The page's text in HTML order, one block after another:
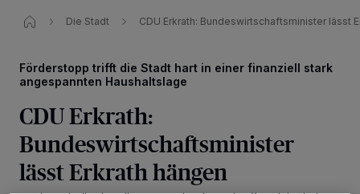
Die Stadt CDU Erkrath: Bundeswirtschaftsminister lässt
Förderstopp trifft die Stadt hart in einer finanziell stark
angespannten Haushaltslage
CDU Erkrath:
Bundeswirtschaftsminister
lässt Erkrath hängen
personenbezogene Daten wie Browserdaten oder eindeutige
Kennungen auf Ihrem Gerät zu. Durch Auswahl von OK aktivieren Sie
verarbeiten Daten, um Ihnen Dienste bereitzustellen“ aufgeführten
Anzeigen möglicherweise nicht mehr so relevant für Sie. Sie können
dieses Menü jederzeit wieder aufrufen, um Ihre Einstellungen zu